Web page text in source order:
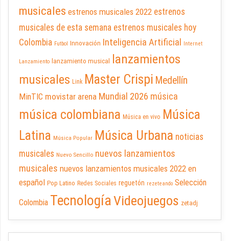
musicales estrenos musicales 2022 estrenos
musicales de esta semana estrenos musicales hoy
Colombia Futbol Innovación Inteligencia Artificial Internet
Lanzamiento lanzamiento musical
lanzamientos
musicales Link Master Crispi Medellín
MinTIC movistar arena Mundial 2026 música
música colombiana Música en vivo Música
Latina Música Popular Música Urbana noticias
musicales Nuevo Sencillo nuevos lanzamientos
musicales nuevos lanzamientos musicales 2022 en
español Pop Latino Redes Sociales reguetón rezeteando Selección
Colombia TecnologíaVideojuegos zetadj